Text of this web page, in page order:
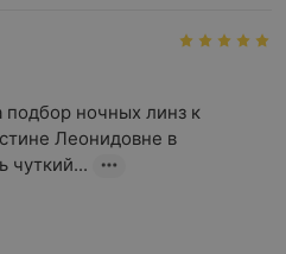
подбор ночных линз к
Леонидовне в
чуткий...